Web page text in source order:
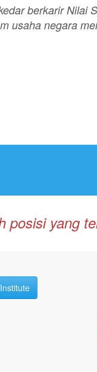
berkarir Nilai
usaha negara
posisi yang